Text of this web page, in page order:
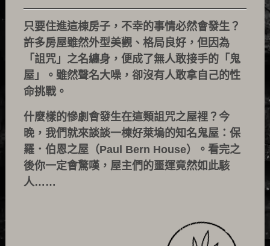
只要住進這棟房子，不幸的事情必然會發生？
許多房屋雖然外型美觀、格局良好，但因為
「詛咒」之名纏身，便成了無人敢接手的「鬼
屋」。雖然聲名大噪，卻沒有人敢拿自己的性
命挑戰。
什麼樣的慘劇會發生在這類詛咒之屋裡？今
晚，我們就來談談一棟好萊塢的知名鬼屋：保
羅．伯恩之屋（Paul Bern House）。看完之
後你一定會驚嘆，屋主們的噩運竟然如此駭
人……